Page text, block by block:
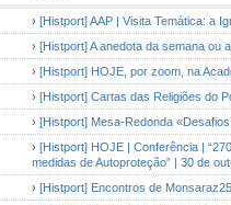
› [Histport] AAP | Visita Temática: a
› [Histport] A anedota da semana ou
› [Histport] HOJE, por zoom, na
› [Histport] Cartas das Religiões do
› [Histport] Mesa-Redonda
› [Histport] HOJE | Conferência |
medidas de Autoproteção” | 30 de
› [Histport] Encontros de